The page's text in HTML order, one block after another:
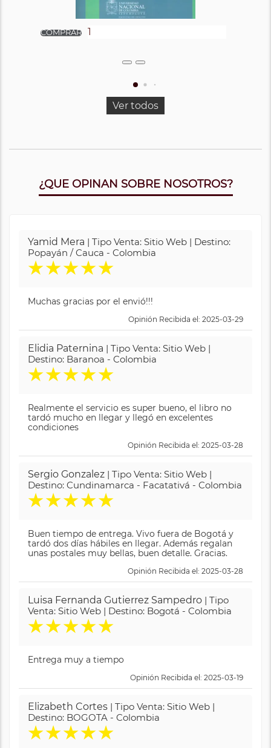
Ver todos
¿QUE OPINAN SOBRE NOSOTROS?
Yamid Mera | Tipo Venta: Sitio Web | Destino:
Popayán / Cauca - Colombia
★★★★★
Muchas gracias por el envió!!!
Opinión Recibida el: 2025-03-29
Elidia Paternina | Tipo Venta: Sitio Web |
Destino: Baranoa - Colombia
★★★★★
Realmente el servicio es super bueno, el libro no
tardó mucho en llegar y llegó en excelentes
condiciones
Opinión Recibida el: 2025-03-28
Sergio Gonzalez | Tipo Venta: Sitio Web |
Destino: Cundinamarca - Facatativá - Colombia
★★★★★
Buen tiempo de entrega. Vivo fuera de Bogotá y
tardó dos días hábiles en llegar. Además regalan
unas postales muy bellas, buen detalle. Gracias.
Opinión Recibida el: 2025-03-28
Luisa Fernanda Gutierrez Sampedro | Tipo
Venta: Sitio Web | Destino: Bogotá - Colombia
★★★★★
Entrega muy a tiempo
Opinión Recibida el: 2025-03-19
Elizabeth Cortes | Tipo Venta: Sitio Web |
Destino: BOGOTA - Colombia
★★★★★